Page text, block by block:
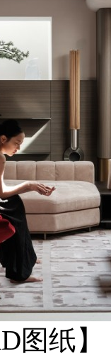
图纸】